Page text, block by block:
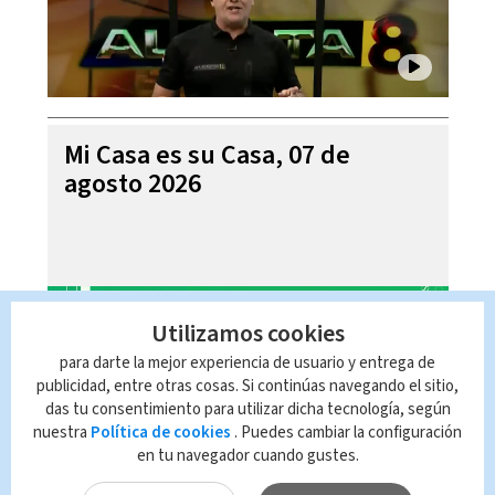
Mi Casa es su Casa, 07 de
agosto 2026
Utilizamos cookies
para darte la mejor experiencia de usuario y entrega de
publicidad, entre otras cosas. Si continúas navegando el sitio,
das tu consentimiento para utilizar dicha tecnología, según
nuestra Política de cookies . Puedes cambiar la configuración
en tu navegador cuando gustes.